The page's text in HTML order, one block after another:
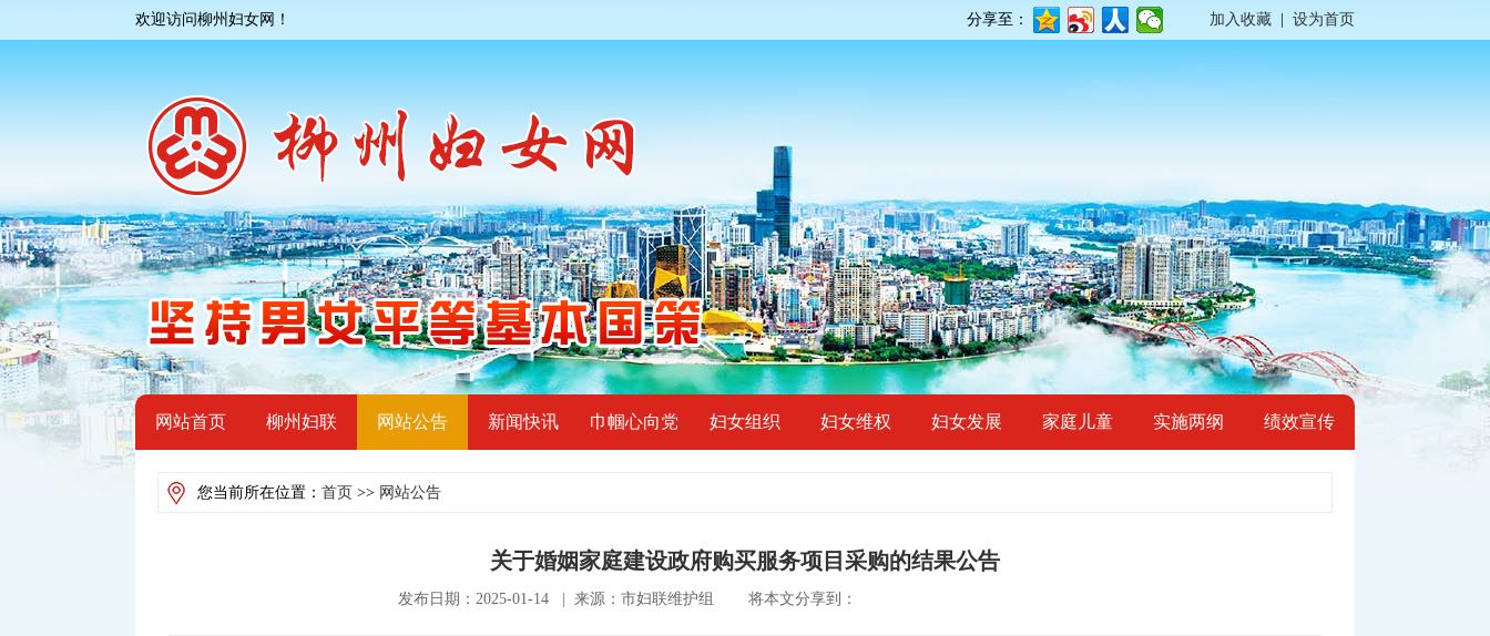
欢迎访问柳州妇女网！ 分享至： 加入收藏 设为首页
网站首页 柳州妇联 网站公告 新闻快讯 巾帼心向党 妇女组织 妇女维权 妇女发展 家庭儿童 实施两纲 绩效宣传
您当前所在位置： 首页 >> 网站公告
关于婚姻家庭建设政府购买服务项目采购的结果公告
发布日期：2025-01-14 | 来源：市妇联维护组 将本文分享到：